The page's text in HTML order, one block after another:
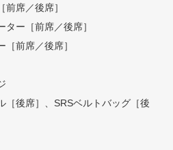
前席／後席］
ター［前席／後席］
［前席／後席］
［後席］、SRSベルトバッグ［後